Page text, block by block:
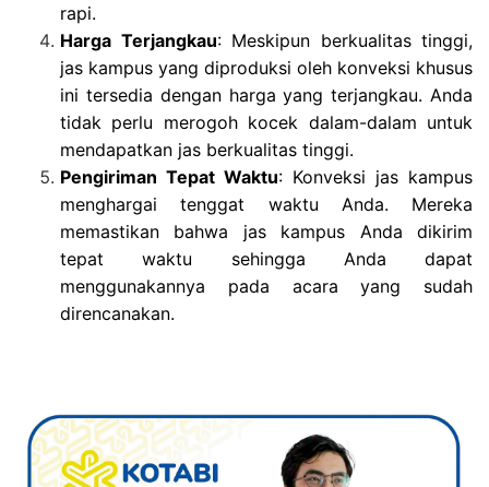
rapi.
Harga Terjangkau: Meskipun berkualitas tinggi,
jas kampus yang diproduksi oleh konveksi khusus
ini tersedia dengan harga yang terjangkau. Anda
tidak perlu merogoh kocek dalam-dalam untuk
mendapatkan jas berkualitas tinggi.
Pengiriman Tepat Waktu: Konveksi jas kampus
menghargai tenggat waktu Anda. Mereka
memastikan bahwa jas kampus Anda dikirim
tepat waktu sehingga Anda dapat
menggunakannya pada acara yang sudah
direncanakan.